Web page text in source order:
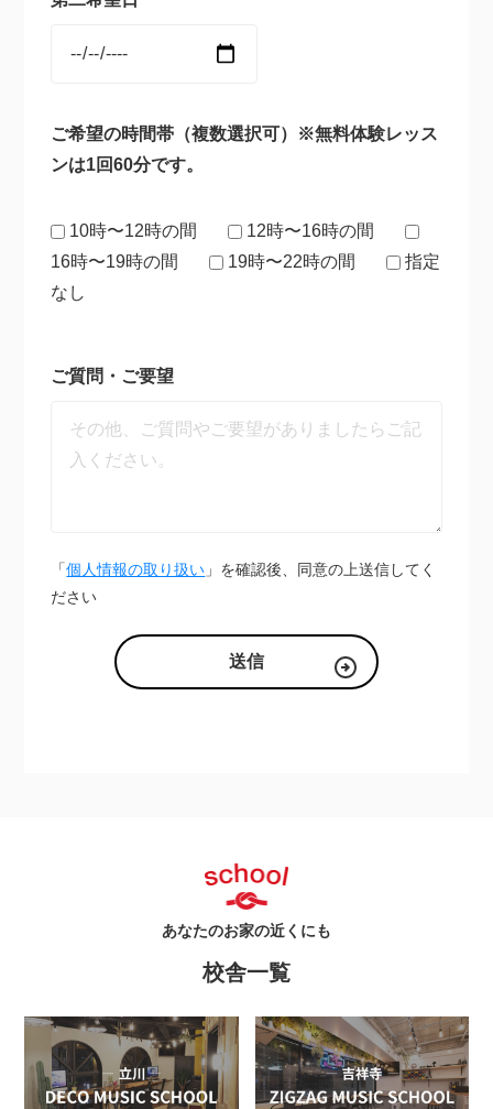
ご希望の時間帯（複数選択可）※無料体験レッス
ンは1回60分です。
10時〜12時の間
12時〜16時の間
16時〜19時の間
19時〜22時の間
指定
なし
ご質問・ご要望
「個人情報の取り扱い 」を確認後、同意の上送信してく
ださい
あなたのお家の近くにも
校舎一覧